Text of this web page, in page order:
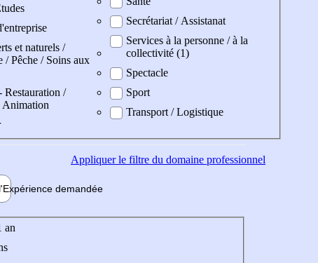
et naturels /
/ Pêche / Soins aux
Restauration /
Animation
Secrétariat / Assistanat
Services à la personne / à la
collectivité (1)
Spectacle
Sport
Transport / Logistique
Appliquerle filtre du domaine professionnel
Expérience demandée
an